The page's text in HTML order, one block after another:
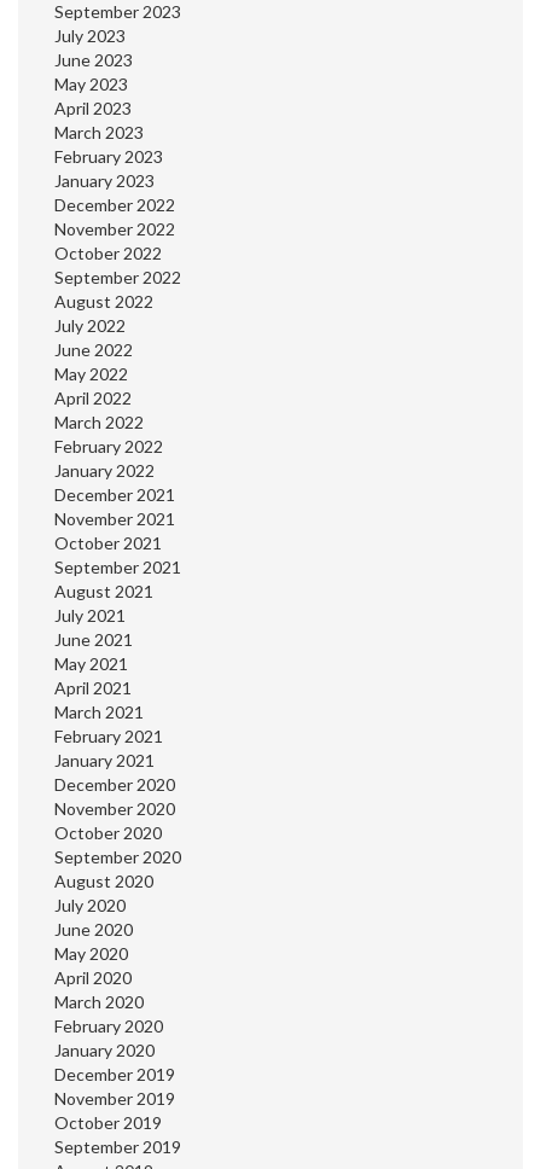
September 2023
July 2023
June 2023
May 2023
April 2023
March 2023
February 2023
January 2023
December 2022
November 2022
October 2022
September 2022
August 2022
July 2022
June 2022
May 2022
April 2022
March 2022
February 2022
January 2022
December 2021
November 2021
October 2021
September 2021
August 2021
July 2021
June 2021
May 2021
April 2021
March 2021
February 2021
January 2021
December 2020
November 2020
October 2020
September 2020
August 2020
July 2020
June 2020
May 2020
April 2020
March 2020
February 2020
January 2020
December 2019
November 2019
October 2019
September 2019